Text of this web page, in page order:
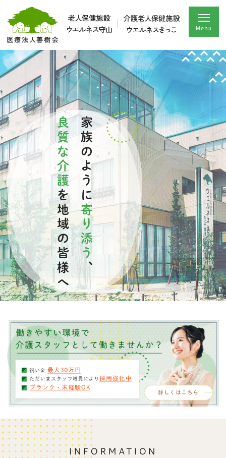
家族のように
寄り添う
、
良質な介護
を地域の皆様へ
INFORMATION